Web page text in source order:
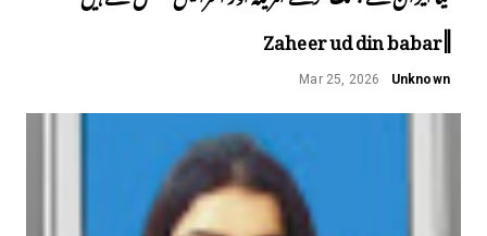
||Zaheer ud din babar
Unknown
Mar 25, 2026